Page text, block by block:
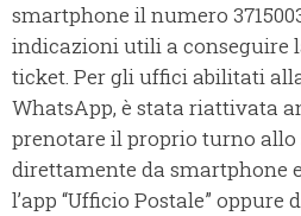
smartphone il numero
indicazioni utili a conseguire
ticket. Per gli uffici abilitati
WhatsApp, è stata riattivata
prenotare il proprio turno
direttamente da smartphone
l’app “Ufficio Postale” oppure